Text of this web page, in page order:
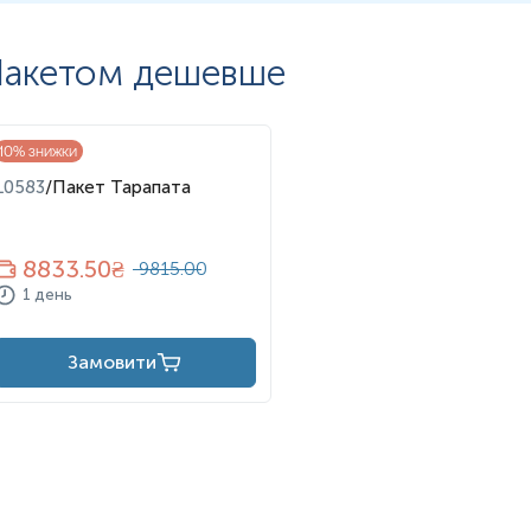
дешевше
10% знижки
/Пакет Тарапата
8833.50₴ 9815.00
1 день
Замовити